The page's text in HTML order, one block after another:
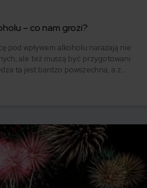
– co nam grozi?
pod wpływem alkoholu narażają nie
ale też muszą być przygotowani
ta jest bardzo powszechna, a z
w przypadku, gdy podczas zimowych